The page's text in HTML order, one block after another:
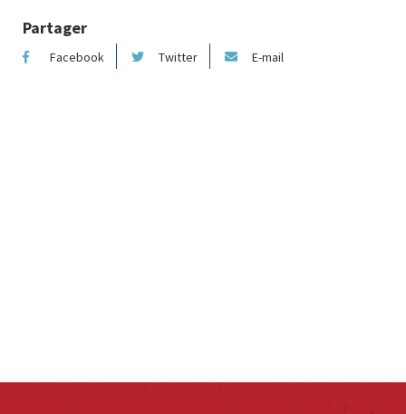
Partager
Facebook Twitter E-mail